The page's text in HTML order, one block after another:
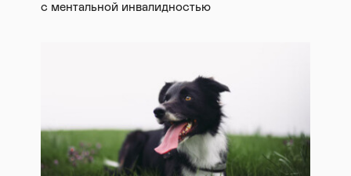
с ментальной инвалидностью